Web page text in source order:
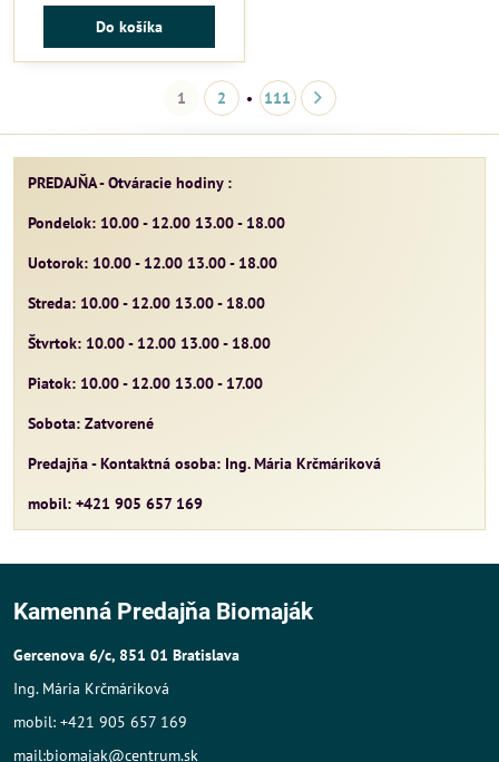
Do košíka
1 2 111
PREDAJŇA - Otváracie hodiny :
Pondelok: 10.00 - 12.00 13.00 - 18.00
Uotorok: 10.00 - 12.00 13.00 - 18.00
Streda: 10.00 - 12.00 13.00 - 18.00
Štvrtok: 10.00 - 12.00 13.00 - 18.00
Piatok: 10.00 - 12.00 13.00 - 17.00
Sobota: Zatvorené
Predajňa - Kontaktná osoba: Ing. Mária Krčmáriková
mobil: +421 905 657 169
Kamenná Predajňa Biomaják
Gercenova 6/c, 851 01 Bratislava
Ing. Mária Krčmáriková
mobil: +421 905 657 169
mail:biomajak@centrum.sk